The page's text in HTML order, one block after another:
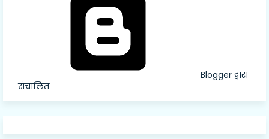
Blogger द्वारा
संचालित